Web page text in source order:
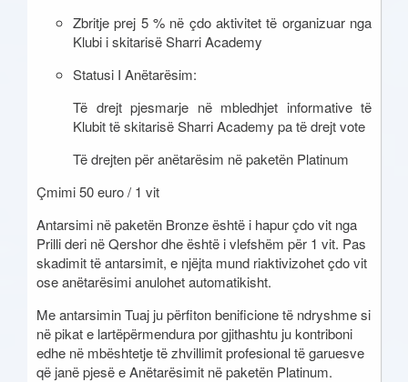
Zbritje prej 5 % në çdo aktivitet të organizuar nga
Klubi i skitarisë Sharri Academy
Statusi I Anëtarësim:
Të drejt pjesmarje në mbledhjet informative të
Klubit të skitarisë Sharri Academy pa të drejt vote
Të drejten për anëtarësim në paketën Platinum
Çmimi 50 euro / 1 vit
Antarsimi në paketën Bronze është i hapur çdo vit nga
Prilli deri në Qershor dhe është i vlefshëm për 1 vit. Pas
skadimit të antarsimit, e njëjta mund riaktivizohet çdo vit
ose anëtarësimi anulohet automatikisht.
Me antarsimin Tuaj ju përfiton benificione të ndryshme si
në pikat e lartëpërmendura por gjithashtu ju kontriboni
edhe në mbështetje të zhvillimit profesional të garuesve
që janë pjesë e Anëtarësimit në paketën Platinum.